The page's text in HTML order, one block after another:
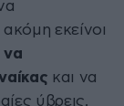
εκείνοι
να
και να
ύβρεις,